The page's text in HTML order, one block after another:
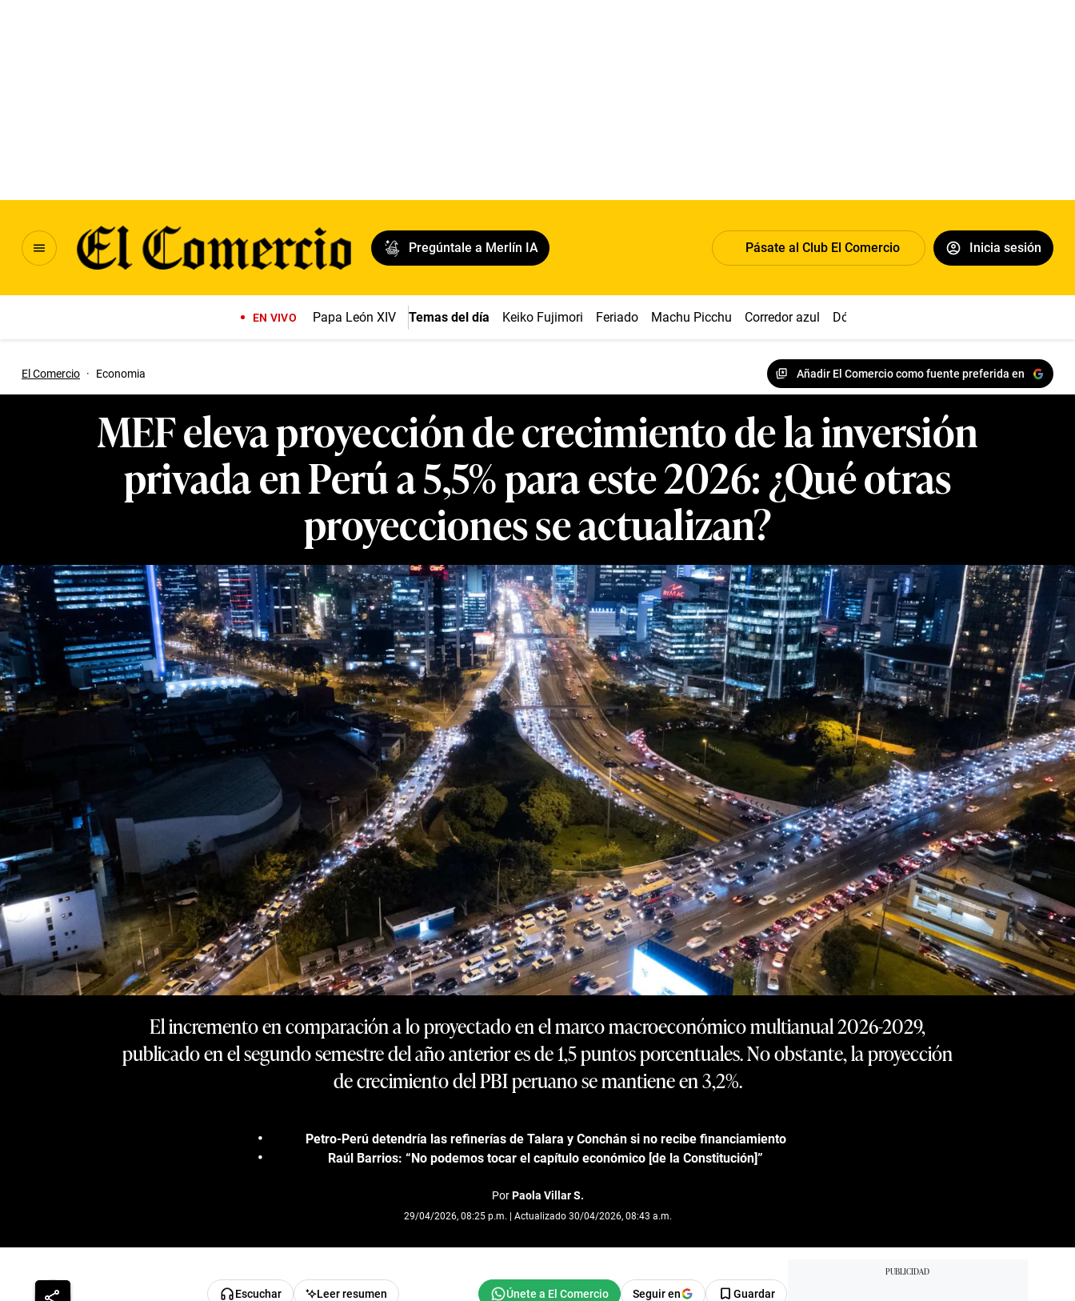
Pregúntale a Merlín IA Pásate al Club El Comercio Inicia sesión
EN VIVO Papa León XIV Temas del día Keiko Fujimori Feriado Machu Picchu Corredor azul Dólar
El Comercio · Economia Añadir El Comercio como fuente preferida en
MEF eleva proyección de crecimiento de la inversión
privada en Perú a 5,5% para este 2026: ¿Qué otras
proyecciones se actualizan?
El incremento en comparación a lo proyectado en el marco macroeconómico multianual 2026-2029,
publicado en el segundo semestre del año anterior es de 1,5 puntos porcentuales. No obstante, la proyección
de crecimiento del PBI peruano se mantiene en 3,2%.
Petro-Perú detendría las refinerías de Talara y Conchán si no recibe financiamiento
Raúl Barrios: “No podemos tocar el capítulo económico [de la Constitución]”
PorPaola Villar S.
29/04/2026, 08:25 p.m. | Actualizado 30/04/2026, 08:43 a.m.
Escuchar Leer resumen Seguir en Guardar